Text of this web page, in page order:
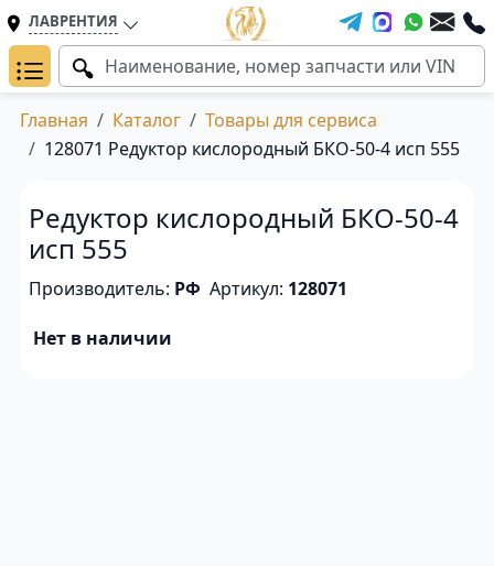
ЛАВРЕНТИЯ
Главная Каталог
Товары для сервиса
128071 Редуктор кислородный БКО-50-4 исп 555
Редуктор кислородный БКО-50-4
исп 555
Производитель: РФ Артикул: 128071
Нет в наличии